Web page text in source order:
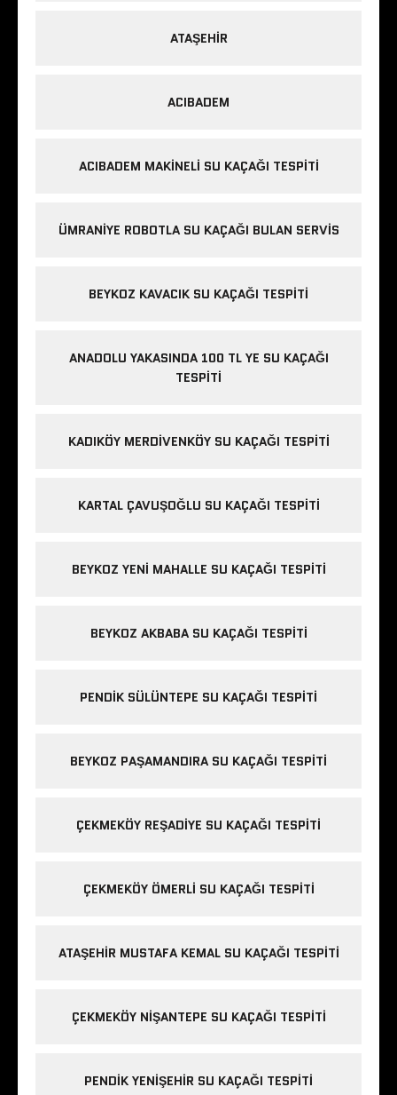
ATAŞEHIR
ACIBADEM
ACIBADEM MAKINELI SU KAÇAĞI TESPITI
ÜMRANIYE ROBOTLA SU KAÇAĞI BULAN SERVIS
BEYKOZ KAVACIK SU KAÇAĞI TESPITI
ANADOLU YAKASINDA 100 TL YE SU KAÇAĞI
TESPITI
KADIKÖY MERDIVENKÖY SU KAÇAĞI TESPITI
KARTAL ÇAVUŞOĞLU SU KAÇAĞI TESPITI
BEYKOZ YENI MAHALLE SU KAÇAĞI TESPITI
BEYKOZ AKBABA SU KAÇAĞI TESPITI
PENDIK SÜLÜNTEPE SU KAÇAĞI TESPITI
BEYKOZ PAŞAMANDIRA SU KAÇAĞI TESPITI
ÇEKMEKÖY REŞADIYE SU KAÇAĞI TESPITI
ÇEKMEKÖY ÖMERLI SU KAÇAĞI TESPITI
ATAŞEHIR MUSTAFA KEMAL SU KAÇAĞI TESPITI
ÇEKMEKÖY NIŞANTEPE SU KAÇAĞI TESPITI
PENDIK YENIŞEHIR SU KAÇAĞI TESPITI